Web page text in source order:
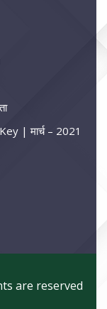
| मार्च – 2021
are reserved